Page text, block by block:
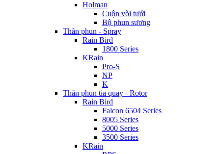
Holman
Cuộn vòi tưới
Bộ phun sương
Thân phun - Spray
Rain Bird
1800 Series
KRain
Pro-S
NP
K
Thân phun tia quay - Rotor
Rain Bird
Falcon 6504 Series
8005 Series
5000 Series
3500 Series
KRain